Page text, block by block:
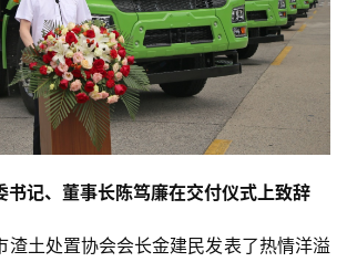
书记、董事长陈笃廉在交付仪式上致辞
渣土处置协会会长金建民发表了热情洋溢